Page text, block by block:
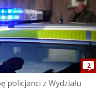
2
policjanci z Wydziału